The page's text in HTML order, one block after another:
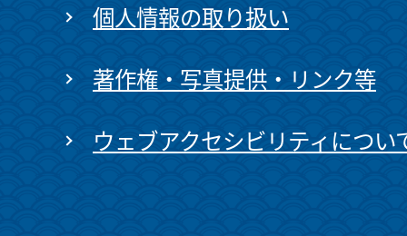
個人情報の取り扱い
著作権・写真提供・リンク等
ウェブアクセシビリティについ